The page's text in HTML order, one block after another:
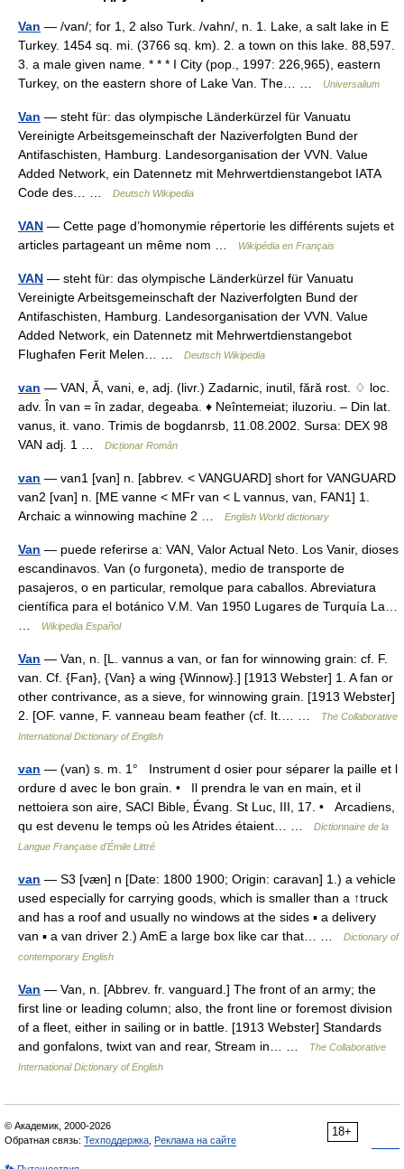
Van — /van/; for 1, 2 also Turk. /vahn/, n. 1. Lake, a salt lake in E
Turkey. 1454 sq. mi. (3766 sq. km). 2. a town on this lake. 88,597.
3. a male given name. * * * I City (pop., 1997: 226,965), eastern
Turkey, on the eastern shore of Lake Van. The… …
Universalium
Van — steht für: das olympische Länderkürzel für Vanuatu
Vereinigte Arbeitsgemeinschaft der Naziverfolgten Bund der
Antifaschisten, Hamburg. Landesorganisation der VVN. Value
Added Network, ein Datennetz mit Mehrwertdienstangebot IATA
Code des… …
Deutsch Wikipedia
VAN — Cette page d’homonymie répertorie les différents sujets et
articles partageant un même nom …
Wikipédia en Français
VAN — steht für: das olympische Länderkürzel für Vanuatu
Vereinigte Arbeitsgemeinschaft der Naziverfolgten Bund der
Antifaschisten, Hamburg. Landesorganisation der VVN. Value
Added Network, ein Datennetz mit Mehrwertdienstangebot
Flughafen Ferit Melen… …
Deutsch Wikipedia
van — VAN, Ă, vani, e, adj. (livr.) Zadarnic, inutil, fără rost. ♢ loc.
adv. În van = în zadar, degeaba. ♦ Neîntemeiat; iluzoriu. – Din lat.
vanus, it. vano. Trimis de bogdanrsb, 11.08.2002. Sursa: DEX 98
VAN adj. 1 …
Dicționar Român
van — van1 [van] n. [abbrev. < VANGUARD] short for VANGUARD
van2 [van] n. [ME vanne < MFr van < L vannus, van, FAN1] 1.
Archaic a winnowing machine 2 …
English World dictionary
Van — puede referirse a: VAN, Valor Actual Neto. Los Vanir, dioses
escandinavos. Van (o furgoneta), medio de transporte de
pasajeros, o en particular, remolque para caballos. Abreviatura
científica para el botánico V.M. Van 1950 Lugares de Turquía La…
Wikipedia Español
Van — Van, n. [L. vannus a van, or fan for winnowing grain: cf. F.
van. Cf. {Fan}, {Van} a wing {Winnow}.] [1913 Webster] 1. A fan or
other contrivance, as a sieve, for winnowing grain. [1913 Webster]
2. [OF. vanne, F. vanneau beam feather (cf. It.… …
The Collaborative
International Dictionary of English
van — (van) s. m. 1° Instrument d osier pour séparer la paille et l
ordure d avec le bon grain. • Il prendra le van en main, et il
nettoiera son aire, SACI Bible, Évang. St Luc, III, 17. • Arcadiens,
qu est devenu le temps où les Atrides étaient… …
Dictionnaire de la
Langue Française d'Émile Littré
van — S3 [væn] n [Date: 1800 1900; Origin: caravan] 1.) a vehicle
used especially for carrying goods, which is smaller than a ↑truck
and has a roof and usually no windows at the sides ▪ a delivery
van ▪ a van driver 2.) AmE a large box like car that… …
Dictionary of
contemporary English
Van — Van, n. [Abbrev. fr. vanguard.] The front of an army; the
first line or leading column; also, the front line or foremost division
of a fleet, either in sailing or in battle. [1913 Webster] Standards
and gonfalons, twixt van and rear, Stream in… …
The Collaborative
International Dictionary of English
18+
© Академик, 2000-2026
Обратная связь: Техподдержка Реклама на сайте